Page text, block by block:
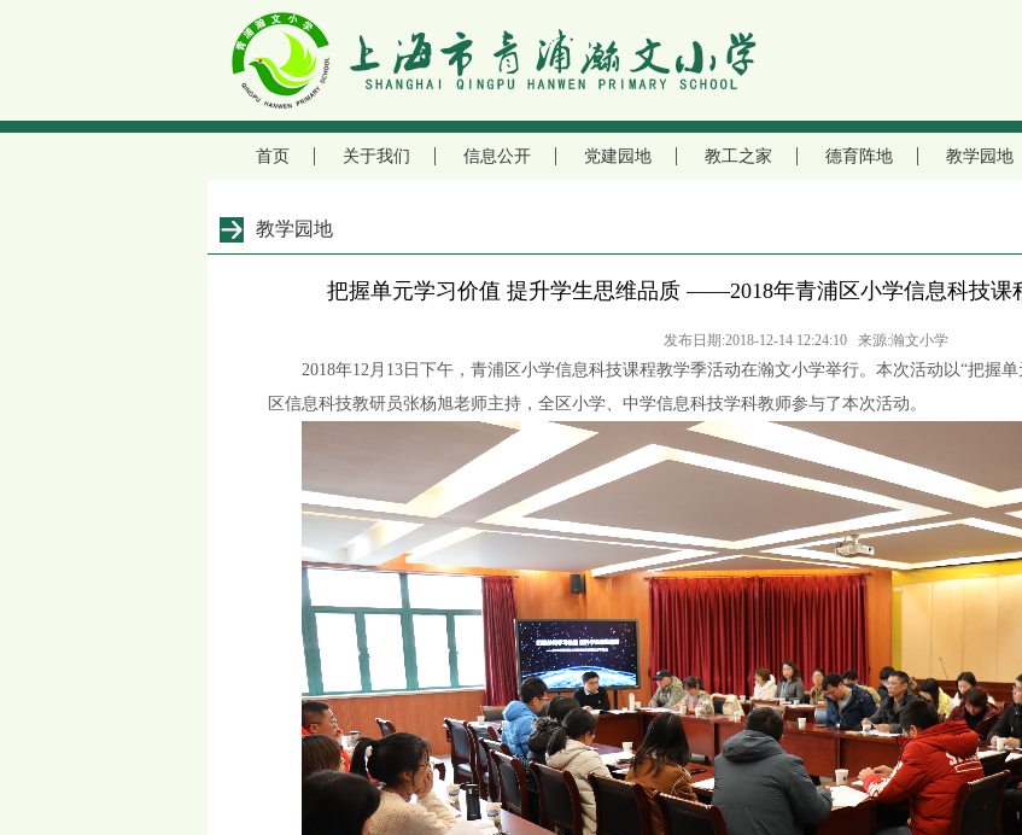
首页 关于我们 信息公开 党建园地 教工之家 德育阵地 教学园地
教学园地
把握单元学习价值 提升学生思维品质 ——2018年青浦区小学信息科技课
发布日期:2018-12-14 12:24:10 来源:瀚文小学
2018年12月13日下午，青浦区小学信息科技课程教学季活动在瀚文小学举行。本次活动以“把握
区信息科技教研员张杨旭老师主持，全区小学、中学信息科技学科教师参与了本次活动。